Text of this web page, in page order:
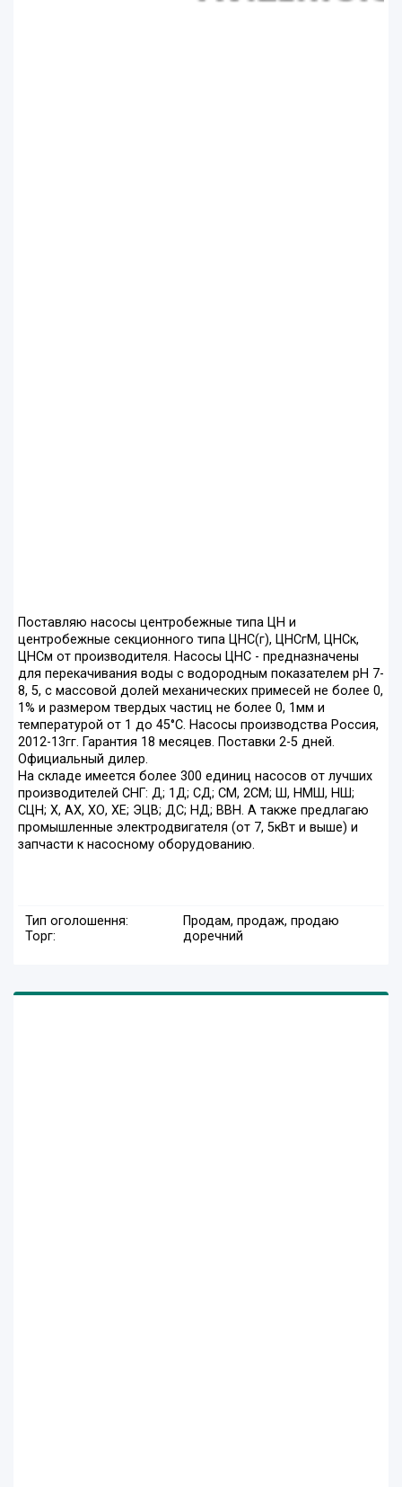
Поставляю насосы центробежные типа ЦН и
центробежные секционного типа ЦНС(г), ЦНСгМ, ЦНСк,
ЦНСм от производителя. Насосы ЦНС - предназначены
для перекачивания воды с водородным показателем pH 7-
8, 5, с массовой долей механических примесей не более 0,
1% и размером твердых частиц не более 0, 1мм и
температурой от 1 до 45°С. Насосы производства Россия,
2012-13гг. Гарантия 18 месяцев. Поставки 2-5 дней.
Официальный дилер.
На складе имеется более 300 единиц насосов от лучших
производителей СНГ: Д; 1Д; СД; СМ, 2СМ; Ш, НМШ, НШ;
СЦН; Х, АХ, ХО, ХЕ; ЭЦВ; ДС; НД; ВВН. А также предлагаю
промышленные электродвигателя (от 7, 5кВт и выше) и
запчасти к насосному оборудованию.
Тип оголошення:
Продам, продаж, продаю
Торг:
доречний